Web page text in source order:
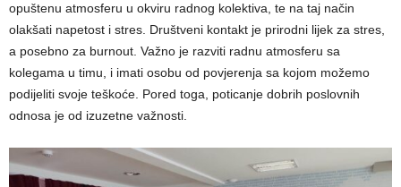
opuštenu atmosferu u okviru radnog kolektiva, te na taj način
olakšati napetost i stres. Društveni kontakt je prirodni lijek za stres,
a posebno za burnout. Važno je razviti radnu atmosferu sa
kolegama u timu, i imati osobu od povjerenja sa kojom možemo
podijeliti svoje teškoće. Pored toga, poticanje dobrih poslovnih
odnosa je od izuzetne važnosti.